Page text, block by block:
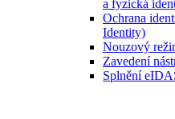
a fyzická
Ochrana
Identity)
Nouzový
Zavedení
Splnění